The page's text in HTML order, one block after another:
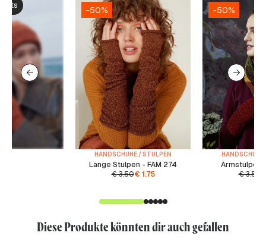
-50%
HANDSCHUHE / STULPEN
Lange Stulpen - FAM 274
€3.50€ 1.75
-50%
Armstulpen
€3.50
Diese Produkte könnten dir auch gefallen